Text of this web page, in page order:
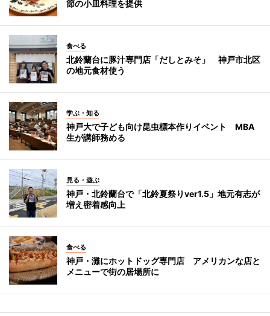
節の小皿料理を提供
食べる
北鈴蘭台に豚汁専門店「だしとみそ」 神戸市北区
の地元食材使う
学ぶ・知る
神戸大で子ども向け昆虫標本作りイベント MBA
生が講師務める
見る・遊ぶ
神戸・北鈴蘭台で「北鈴夏祭りver1.5」地元有志が
増え密着感向上
食べる
神戸・灘にホットドッグ専門店 アメリカンな店と
メニューで街の居場所に